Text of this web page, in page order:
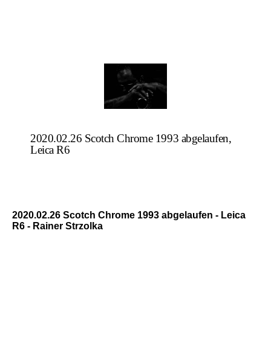
2020.02.26 Scotch Chrome 1993 abgelaufen,
Leica R6
2020.02.26 Scotch Chrome 1993 abgelaufen - Leica
R6 - Rainer Strzolka